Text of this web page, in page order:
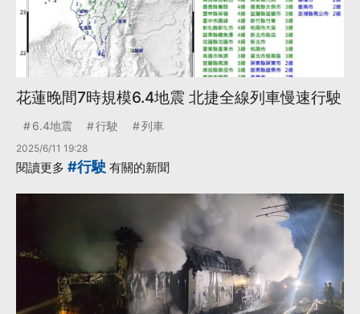
花蓮晚間7時規模6.4地震 北捷全線列車慢速行駛
6.4地震 行駛 列車
2025/6/11 19:28
閱讀更多 #行駛 有關的新聞